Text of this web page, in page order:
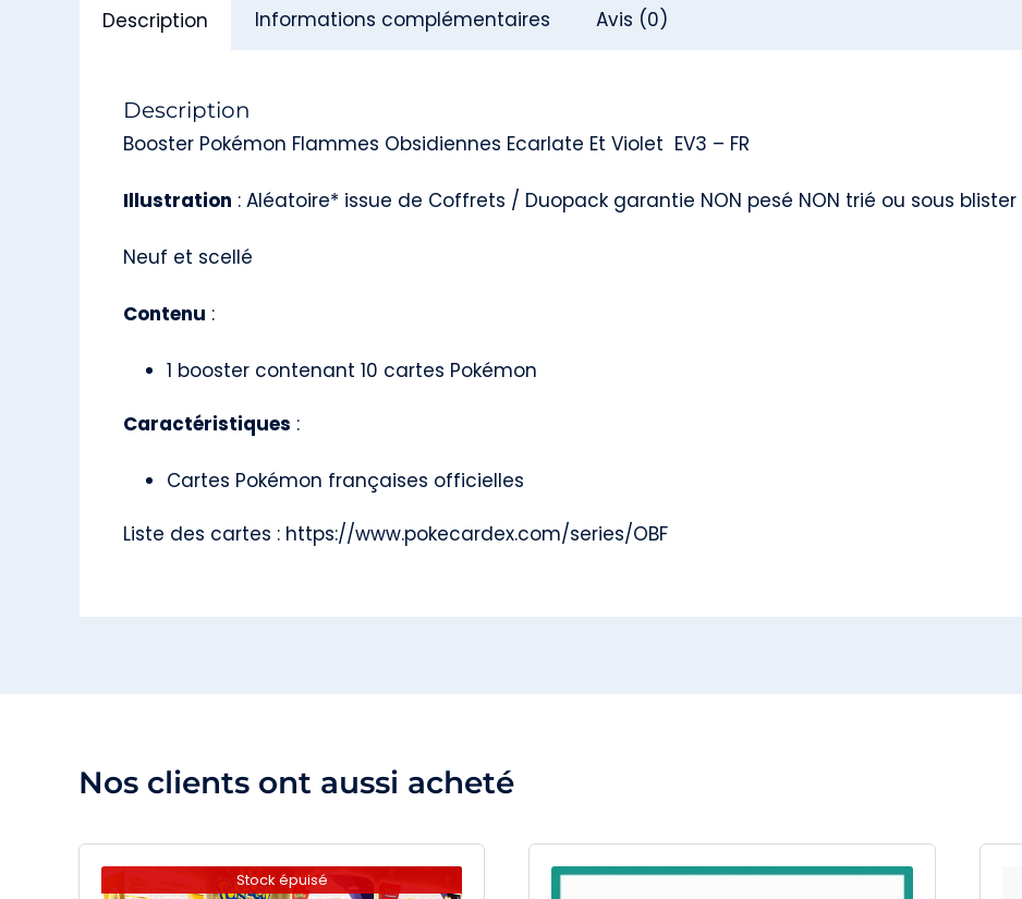
FR
Description Informations complémentaires Avis (0)
Description
Booster Pokémon Flammes Obsidiennes Ecarlate Et Violet EV3 – FR
Illustration : Aléatoire* issue de Coffrets / Duopack garantie NON pesé NON trié ou sous
Neuf et scellé
Contenu :
1 booster contenant 10 cartes Pokémon
Caractéristiques :
Cartes Pokémon françaises officielles
Liste des cartes : https://www.pokecardex.com/series/OBF
Nos clients ont aussi acheté
Stock épuisé